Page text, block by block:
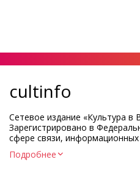
cultinfo
Сетевое издание «Культура в
Зарегистрировано в
сфере связи,
Регистрационный номер и
Подробнее